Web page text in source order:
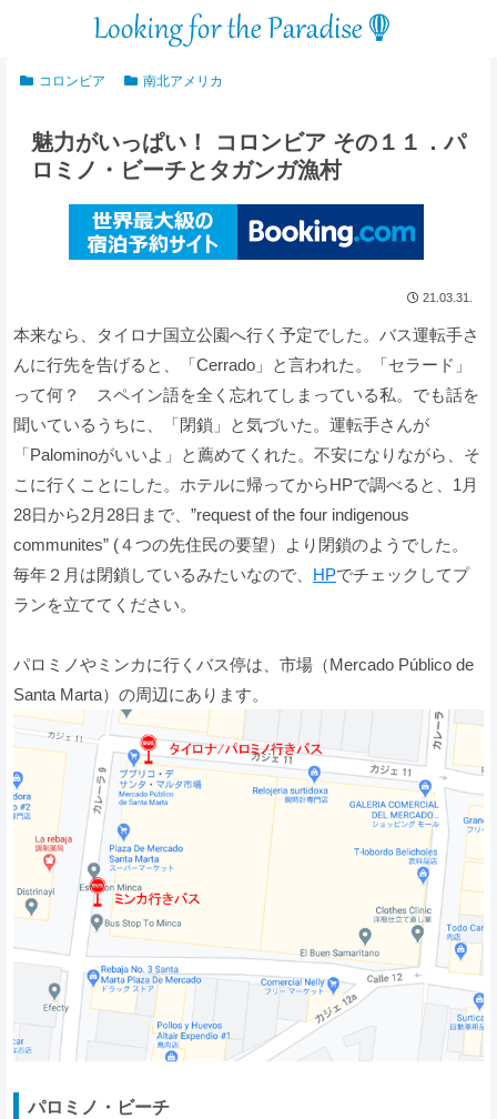
コロンビア 南北アメリカ
魅力がいっぱい！ コロンビア その１１．パ
ロミノ・ビーチとタガンガ漁村
21.03.31.
本来なら、タイロナ国立公園へ行く予定でした。バス運転手さ
んに行先を告げると、「Cerrado」と言われた。「セラード」
って何？ スペイン語を全く忘れてしまっている私。でも話を
聞いているうちに、「閉鎖」と気づいた。運転手さんが
「Palominoがいいよ」と薦めてくれた。不安になりながら、そ
こに行くことにした。ホテルに帰ってからHPで調べると、1月
28日から2月28日まで、”request of the four indigenous
communites” (４つの先住民の要望）より閉鎖のようでした。
毎年２月は閉鎖しているみたいなので、 HPでチェックしてプ
ランを立ててください。
パロミノやミンカに行くバス停は、市場（Mercado Público de
Santa Marta）の周辺にあります。
パロミノ・ビーチ